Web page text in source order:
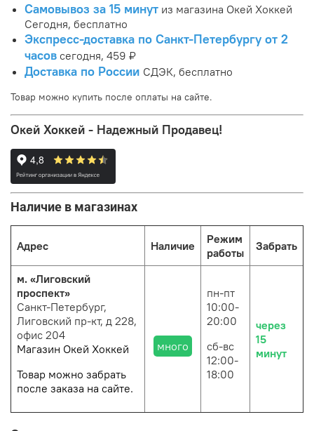
Самовывоз за 15 минут из магазина Окей Хоккей
Сегодня, бесплатно
Экспресс-доставка по Санкт-Петербургу от 2
часов сегодня, 459 ₽
Доставка по России СДЭК, бесплатно
Товар можно купить после оплаты на сайте.
Окей Хоккей - Надежный Продавец!
Наличие в магазинах
Адрес Наличие
Режим
работы
Забрать
м. «Лиговский
проспект»
Санкт-Петербург,
Лиговский пр-кт, д 228,
офис 204
Магазин Окей Хоккей
Товар можно забрать
после заказа на сайте.
много
пн-пт
10:00-
20:00
сб-вс
12:00-
18:00
через
15
минут